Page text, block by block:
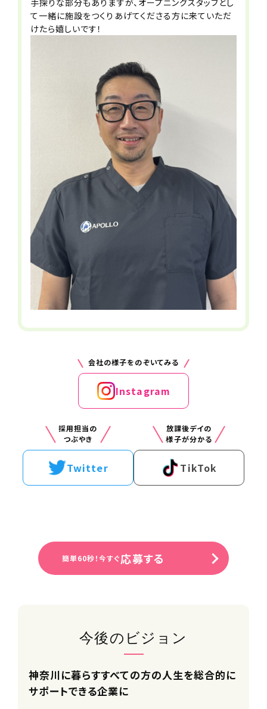
※法定通り
雇用形態
勤務時間（勤務体系）
9:00-18:00（休憩60分）
■資格取得支援制度あり
■研修制度あり
加入保険
社会保険完備（雇用・労災・健康・厚生
年金）
※法定通り
受動喫煙防止措置事項
全社全面禁煙
契約期間
※定年66歳
希望に基づくシフト制
必要資格・免許等
理学療法士
https://andante-
inc.com/recruit_top/
て一緒に施設をつくりあげてくださる方に来ていただ
けたら嬉しいです！
会社の様子をのぞいてみる
Instagram
採用担当の
つぶやき
Twitter
放課後デイの
様子が分かる
TikTok
簡単60秒！今すぐ応募する
今後のビジョン
神奈川に暮らすすべての方の人生を総合的に
サポートできる企業に